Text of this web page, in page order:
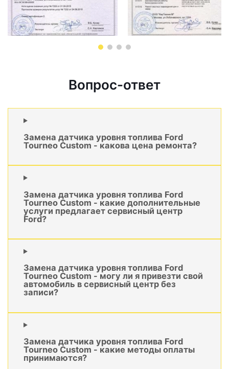
Вопрос-ответ
Замена датчика уровня топлива Ford
Tourneo Custom - какова цена ремонта?
Замена датчика уровня топлива Ford
Tourneo Custom - какие дополнительные
услуги предлагает сервисный центр
Ford?
Замена датчика уровня топлива Ford
Tourneo Custom - могу ли я привезти свой
автомобиль в сервисный центр без
записи?
Замена датчика уровня топлива Ford
Tourneo Custom - какие методы оплаты
принимаются?